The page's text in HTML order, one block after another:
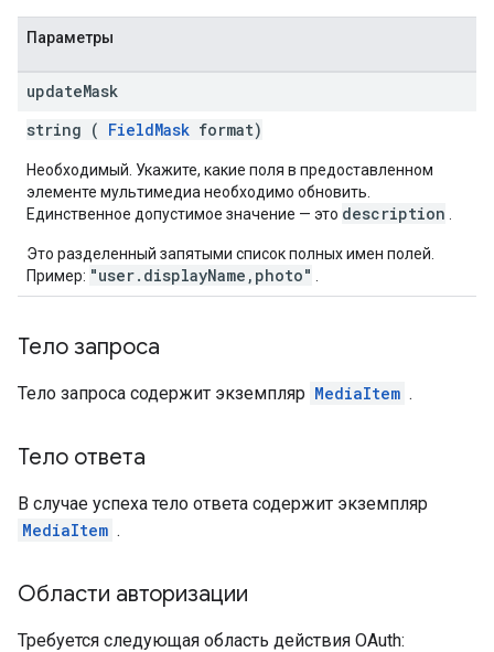
Параметры
updateMask
string ( FieldMask format)
Необходимый. Укажите, какие поля в предоставленном
элементе мультимедиа необходимо обновить.
Единственное допустимое значение — это description
Это разделенный запятыми список полных имен полей.
Пример: "user.displayName,photo"
Тело запроса
Тело запроса содержит экземпляр MediaItem .
Тело ответа
В случае успеха тело ответа содержит экземпляр
MediaItem .
Области авторизации
Требуется следующая область действия OAuth: